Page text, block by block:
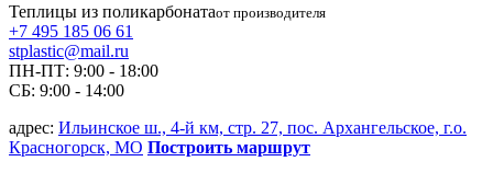
Теплицы из поликарбонатаот производителя
+7 495 185 06 61
stplastic@mail.ru
ПН-ПТ: 9:00 - 18:00
СБ: 9:00 - 14:00
адрес: Ильинское ш., 4-й км, стр. 27, пос. Архангельское, г.о.
Красногорск, МО Построить маршрут